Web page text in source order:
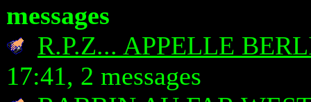
messages
R.P.Z... APPELLE
17:41, 2 messages